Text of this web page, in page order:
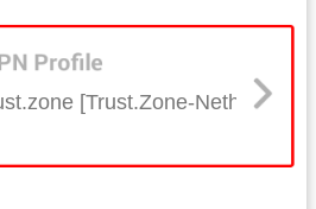
[Trust.Zone-